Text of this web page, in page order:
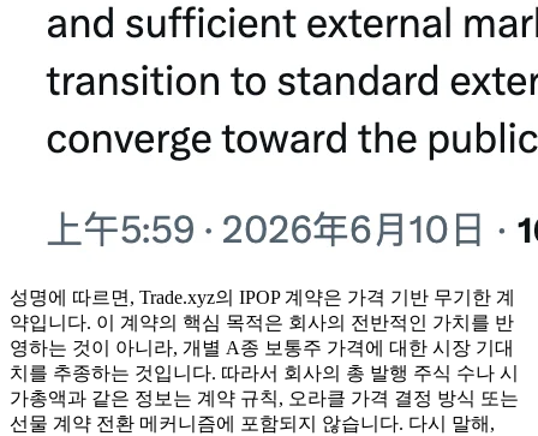
성명에 따르면, Trade.xyz의 IPOP 계약은 가격 기반 무기한 계
약입니다. 이 계약의 핵심 목적은 회사의 전반적인 가치를 반
영하는 것이 아니라, 개별 A종 보통주 가격에 대한 시장 기대
치를 추종하는 것입니다. 따라서 회사의 총 발행 주식 수나 시
가총액과 같은 정보는 계약 규칙, 오라클 가격 결정 방식 또는
선물 계약 전환 메커니즘에 포함되지 않습니다. 다시 말해,